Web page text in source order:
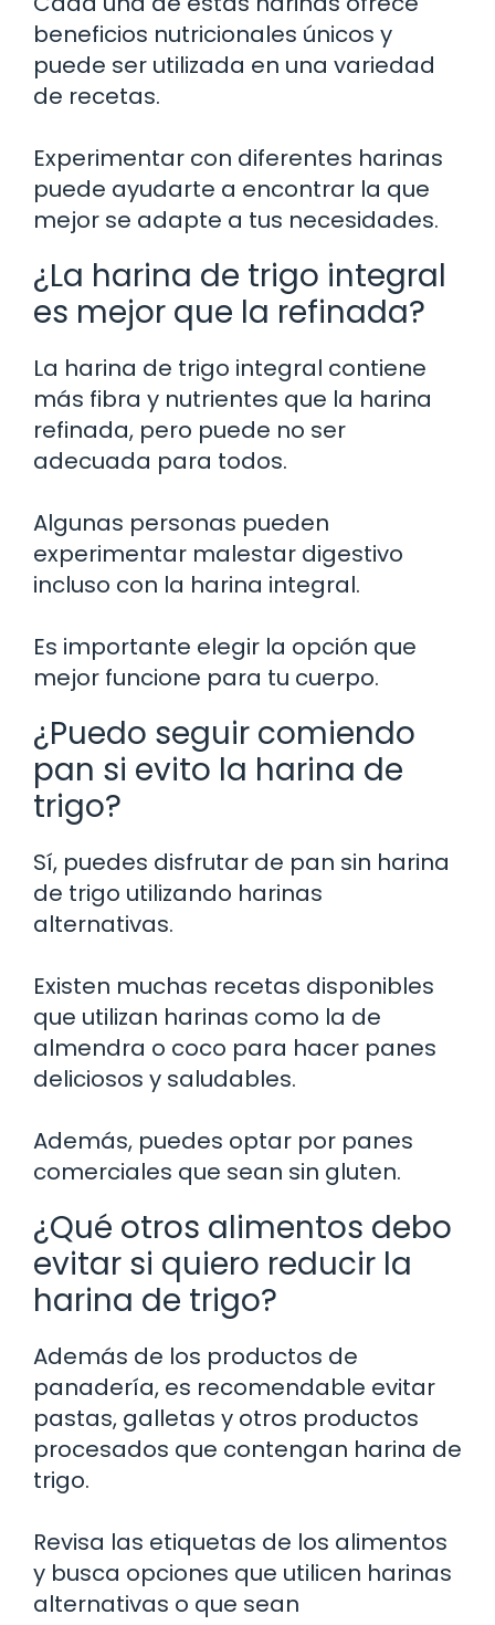
beneficios nutricionales únicos y
puede ser utilizada en una variedad
de recetas.
Experimentar con diferentes harinas
puede ayudarte a encontrar la que
mejor se adapte a tus necesidades.
¿La harina de trigo integral
es mejor que la refinada?
La harina de trigo integral contiene
más fibra y nutrientes que la harina
refinada, pero puede no ser
adecuada para todos.
Algunas personas pueden
experimentar malestar digestivo
incluso con la harina integral.
Es importante elegir la opción que
mejor funcione para tu cuerpo.
¿Puedo seguir comiendo
pan si evito la harina de
trigo?
Sí, puedes disfrutar de pan sin harina
de trigo utilizando harinas
alternativas.
Existen muchas recetas disponibles
que utilizan harinas como la de
almendra o coco para hacer panes
deliciosos y saludables.
Además, puedes optar por panes
comerciales que sean sin gluten.
¿Qué otros alimentos debo
evitar si quiero reducir la
harina de trigo?
Además de los productos de
panadería, es recomendable evitar
pastas, galletas y otros productos
procesados que contengan harina de
trigo.
Revisa las etiquetas de los alimentos
y busca opciones que utilicen harinas
alternativas o que sean